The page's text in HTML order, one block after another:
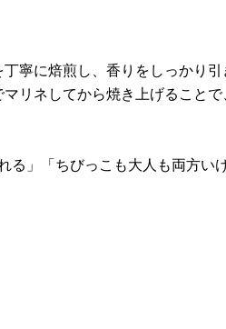
寧に焙煎し、香りをしっかり
リネしてから焼き上げること
」「ちびっこも大人も両方い